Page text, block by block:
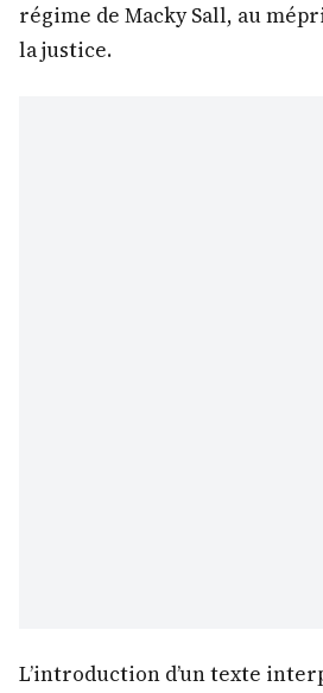
régime de Macky Sall, au
la justice.
L’introduction d’un texte